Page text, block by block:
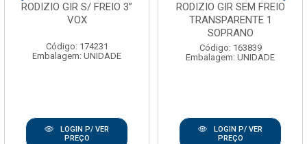
RODIZIO GIR S/ FREIO 3”
VOX
Código: 174231
Embalagem: UNIDADE
LOGIN P/ VER
PREÇO
RODIZIO GIR SEM FREIO
TRANSPARENTE 1
SOPRANO
Código: 163839
Embalagem: UNIDADE
LOGIN P/ VER
PREÇO